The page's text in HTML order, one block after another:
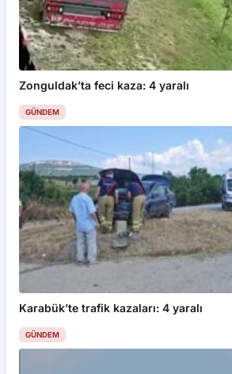
Zonguldak’ta feci kaza: 4 yaralı
GÜNDEM
Karabük’te trafik kazaları: 4 yaralı
GÜNDEM